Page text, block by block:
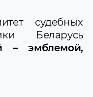
судебных
Беларусь
– эмблемой,